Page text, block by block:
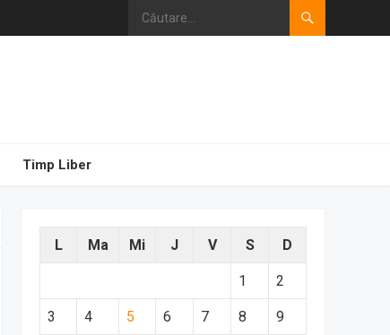
Timp Liber
L Ma Mi J V S D
1 2
3 4 5 6 7 8 9